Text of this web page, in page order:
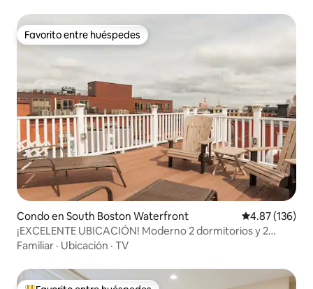
Favorito entre huéspedes
Favorito entre huéspedes
Condo en South Boston Waterfront Calificación
4.87 (136)
¡EXCELENTE UBICACIÓN! Moderno 2 dormitorios y 2
baños con estacionamiento.
Familiar · Ubicación · TV